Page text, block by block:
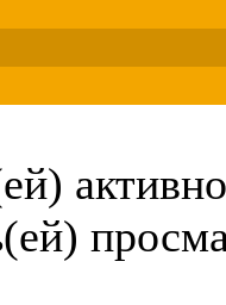
активно